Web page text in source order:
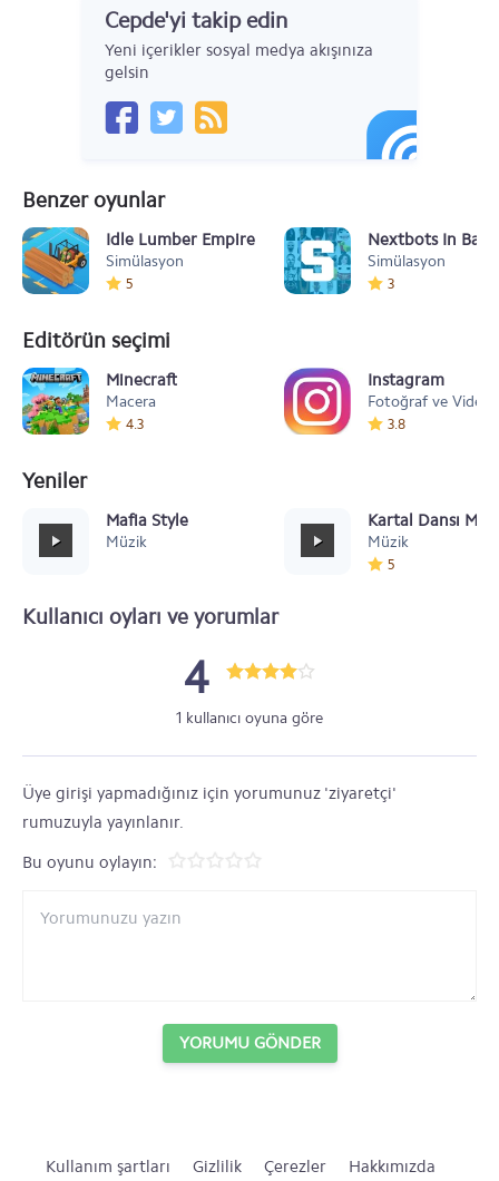
Cepde'yi takip edin
Yeni içerikler sosyal medya akışınıza
gelsin
Benzer oyunlar
Idle Lumber Empire
Simülasyon
5
Nextbots In
Simülasyon
3
Editörün seçimi
Minecraft
Macera
4.3
Instagram
Fotoğraf ve Video
3.8
Yeniler
Mafia Style
Müzik
Kartal Dansı
Müzik
5
Kullanıcı oyları ve yorumlar
4
1 kullanıcı oyuna göre
Üye girişi yapmadığınız için yorumunuz 'ziyaretçi'
rumuzuyla yayınlanır.
Bu oyunu oylayın:
YORUMU GÖNDER
Kullanım şartları Gizlilik Çerezler Hakkımızda